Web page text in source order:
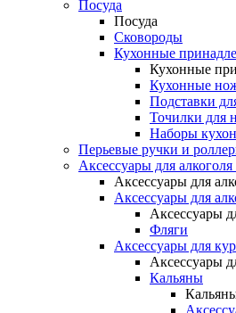
Посуда
Посуда
Сковороды
Кухонные
Кухонные
Кухонные
Подставки
Точилки для
Наборы
Перьевые ручки и
Аксессуары для
Аксессуары для
Аксессуары для
Аксессуары
Фляги
Аксессуары для
Аксессуары
Кальяны